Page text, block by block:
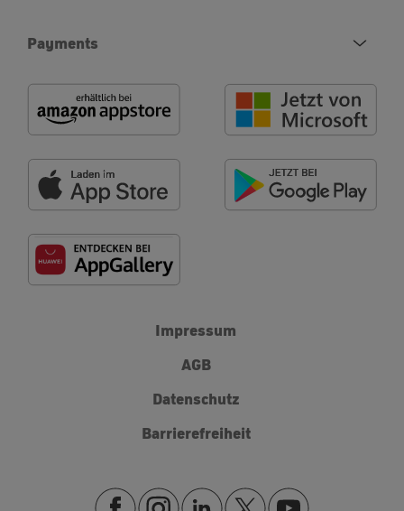
Payments
Impressum
AGB
Datenschutz
Barrierefreiheit